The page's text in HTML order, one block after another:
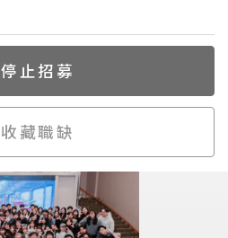
停止招募
收藏職缺